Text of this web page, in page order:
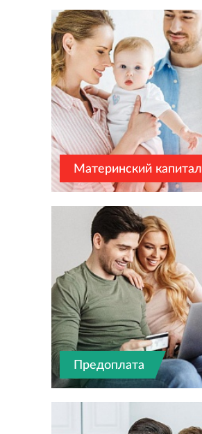
Материнский капитал
Предоплата